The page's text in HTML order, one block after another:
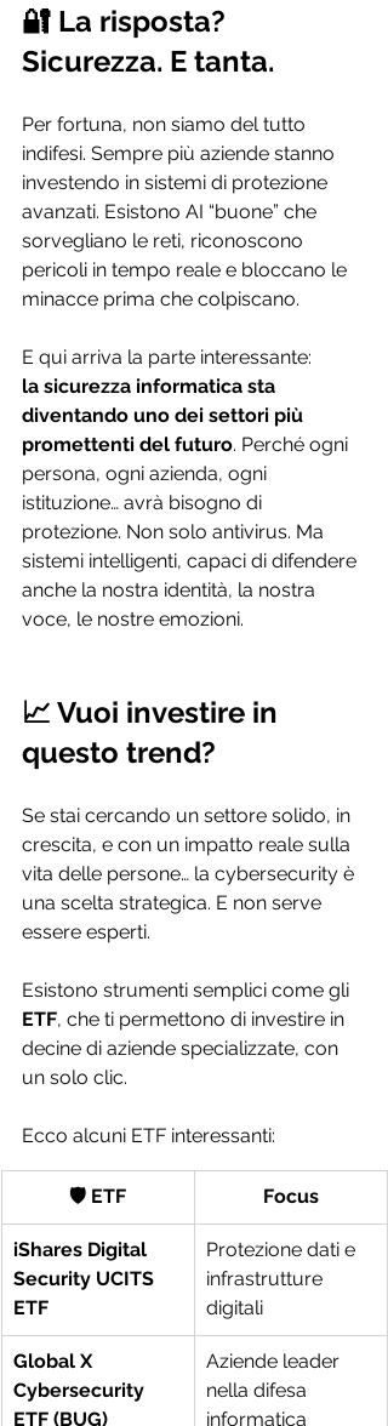
🔐 La risposta?
Sicurezza. E tanta.
Per fortuna, non siamo del tutto
indifesi. Sempre più aziende stanno
investendo in sistemi di protezione
avanzati. Esistono AI “buone” che
sorvegliano le reti, riconoscono
pericoli in tempo reale e bloccano le
minacce prima che colpiscano.
E qui arriva la parte interessante:
la sicurezza informatica sta
diventando uno dei settori più
promettenti del futuro. Perché ogni
persona, ogni azienda, ogni
istituzione… avrà bisogno di
protezione. Non solo antivirus. Ma
sistemi intelligenti, capaci di difendere
anche la nostra identità, la nostra
voce, le nostre emozioni.
📈 Vuoi investire in
questo trend?
Se stai cercando un settore solido, in
crescita, e con un impatto reale sulla
vita delle persone… la cybersecurity è
una scelta strategica. E non serve
essere esperti.
Esistono strumenti semplici come gli
ETF, che ti permettono di investire in
decine di aziende specializzate, con
un solo clic.
Ecco alcuni ETF interessanti:
🛡️ ETF Focus
iShares Digital
Security UCITS
ETF
Protezione dati e
infrastrutture
digitali
Global X
Cybersecurity
ETF (BUG)
Aziende leader
nella difesa
informatica